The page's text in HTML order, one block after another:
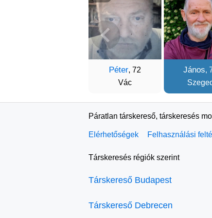
Péter, 72
Vác
János,
Páratlan társkereső, társkeresés
Elérhetőségek Felhasználási
Társkeresés régiók szerint
Társkereső Budapest
Társkereső Debrecen